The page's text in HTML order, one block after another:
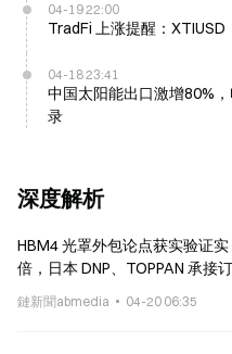
04-19 22:00
TradFi 上涨提醒：XTIUSD
04-18 23:41
中国太阳能出口激增80%
录
深度解析
HBM4 光罩外包论点获实验证
倍，日本 DNP、TOPPAN 承接
鏈新聞abmedia 04-20 06:35